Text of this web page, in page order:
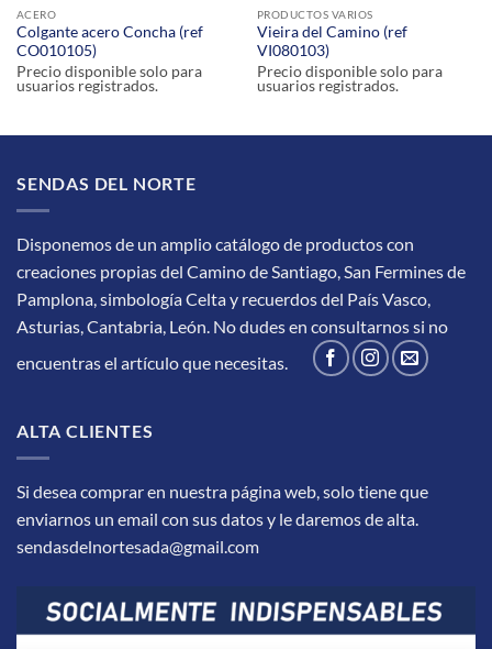
ACERO
Colgante acero Concha (ref
CO010105)
Precio disponible solo para
usuarios registrados.
PRODUCTOS VARIOS
Vieira del Camino (ref
VI080103)
Precio disponible solo para
usuarios registrados.
SENDAS DEL NORTE
Disponemos de un amplio catálogo de productos con
creaciones propias del Camino de Santiago, San Fermines de
Pamplona, simbología Celta y recuerdos del País Vasco,
Asturias, Cantabria, León. No dudes en consultarnos si no
encuentras el artículo que necesitas.
ALTA CLIENTES
Si desea comprar en nuestra página web, solo tiene que
enviarnos un email con sus datos y le daremos de alta.
sendasdelnortesada@gmail.com